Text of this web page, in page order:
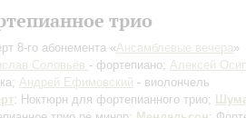
трио
8-го абонемента «Ансамблевые вечера»
Соловьёв - фортепиано; Алексей
Андрей Ефимовский - виолончель
: Ноктюрн для фортепианного трио;